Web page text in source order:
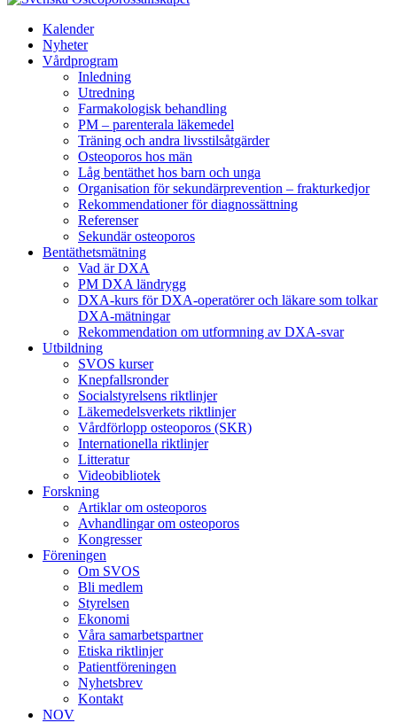
Kalender
Nyheter
Vårdprogram
Inledning
Utredning
Farmakologisk behandling
PM – parenterala läkemedel
Träning och andra livsstilsåtgärder
Osteoporos hos män
Låg bentäthet hos barn och unga
Organisation för sekundärprevention – frakturkedjor
Rekommendationer för diagnossättning
Referenser
Sekundär osteoporos
Bentäthetsmätning
Vad är DXA
PM DXA ländrygg
DXA-kurs för DXA-operatörer och läkare som tolkar
DXA-mätningar
Rekommendation om utformning av DXA-svar
Utbildning
SVOS kurser
Knepfallsronder
Socialstyrelsens riktlinjer
Läkemedelsverkets riktlinjer
Vårdförlopp osteoporos (SKR)
Internationella riktlinjer
Litteratur
Videobibliotek
Forskning
Artiklar om osteoporos
Avhandlingar om osteoporos
Kongresser
Föreningen
Om SVOS
Bli medlem
Styrelsen
Ekonomi
Våra samarbetspartner
Etiska riktlinjer
Patientföreningen
Nyhetsbrev
Kontakt
NOV